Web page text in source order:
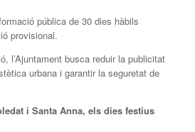
pública de 30 dies hàbils
provisional.
l’Ajuntament busca reduir la publicitat
urbana i garantir la seguretat de
i Santa Anna, els dies festius